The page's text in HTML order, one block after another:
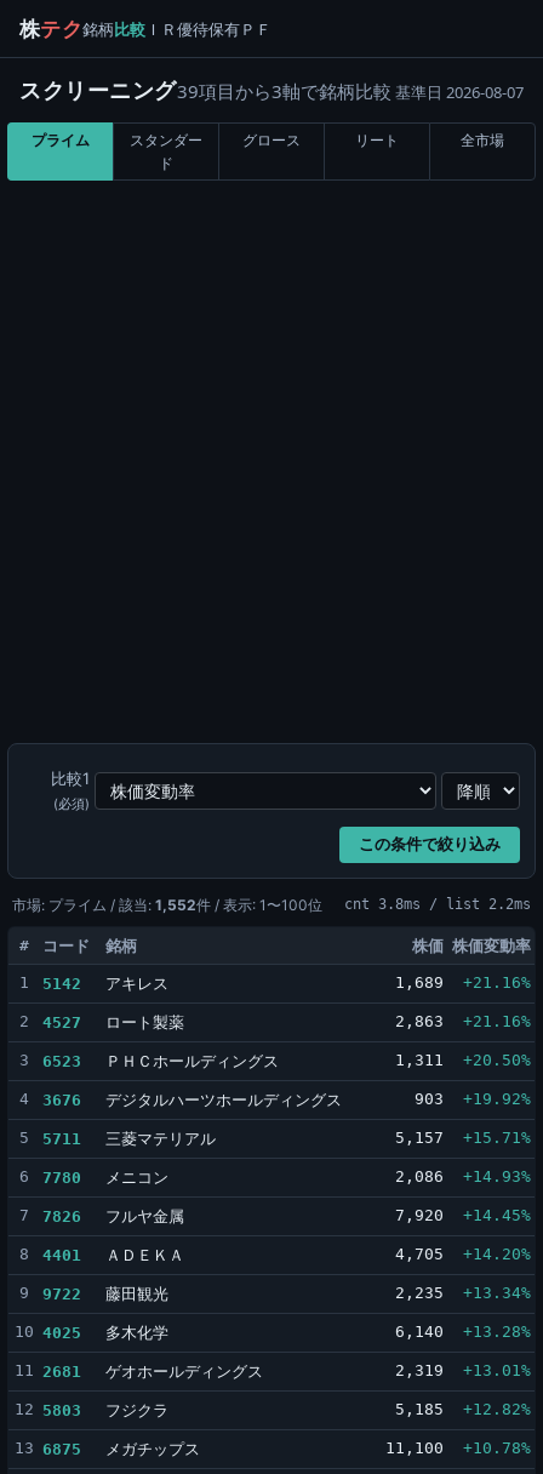
株テク銘柄比較 ＩＲ優待保有ＰＦ
スクリーニング39項目から3軸で銘柄比較 基準日 2026-08-07
プライム
スタンダー
ド
グロース リート 全市場
比較1
(必須)
この条件で絞り込み
市場: プライム / 該当: 1,552件 / 表示: 1〜100位 cnt 3.8ms / list 2.2ms
# コード 銘柄 株価 株価変動率
1 5142 アキレス 1,689 +21.16%
2 4527 ロート製薬 2,863 +21.16%
3 6523 ＰＨＣホールディングス 1,311 +20.50%
4 3676 デジタルハーツホールディングス 903 +19.92%
5 5711 三菱マテリアル 5,157 +15.71%
6 7780 メニコン 2,086 +14.93%
7 7826 フルヤ金属 7,920 +14.45%
8 4401 ＡＤＥＫＡ 4,705 +14.20%
9 9722 藤田観光 2,235 +13.34%
10 4025 多木化学 6,140 +13.28%
11 2681 ゲオホールディングス 2,319 +13.01%
12 5803 フジクラ 5,185 +12.82%
13 6875 メガチップス 11,100 +10.78%